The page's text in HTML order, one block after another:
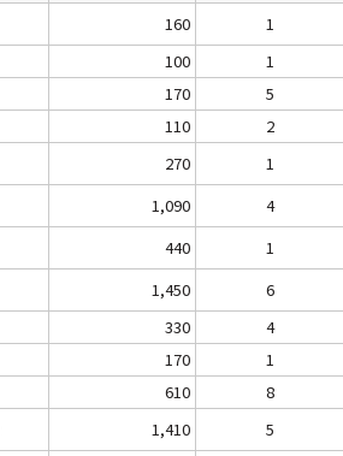
160 1
100
1
170
5
110
2
270
1
1,090
4
440
1
1,450 6
330
4
170
1
610
8
1,410 5